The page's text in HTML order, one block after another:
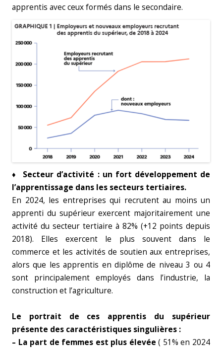
apprentis avec ceux formés dans le secondaire.
♦ Secteur d’activité : un fort développement de
l’apprentissage dans les secteurs tertiaires.
En 2024, les entreprises qui recrutent au moins un
apprenti du supérieur exercent majoritairement une
activité du secteur tertiaire à 82% (+12 points depuis
2018). Elles exercent le plus souvent dans le
commerce et les activités de soutien aux entreprises,
alors que les apprentis en diplôme de niveau 3 ou 4
sont principalement employés dans l’industrie, la
construction et l’agriculture.
Le portrait de ces apprentis du supérieur
présente des caractéristiques singulières :
– La part de femmes est plus élevée ( 51% en 2024